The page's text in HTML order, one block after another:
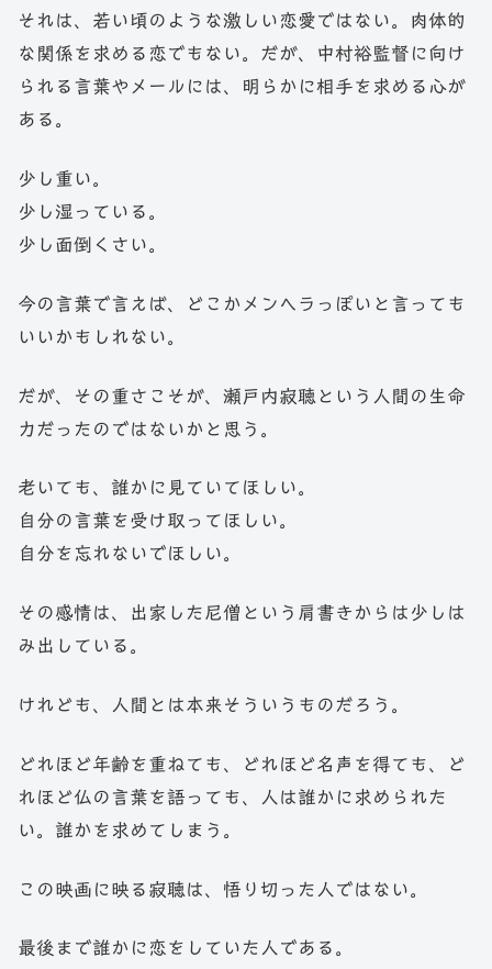
それは、若い頃のような激しい恋愛ではない。肉体的
な関係を求める恋でもない。だが、中村裕監督に向け
られる言葉やメールには、明らかに相手を求める心が
ある。
少し重い。
少し湿っている。
少し面倒くさい。
今の言葉で言えば、どこかメンヘラっぽいと言っても
いいかもしれない。
だが、その重さこそが、瀬戸内寂聴という人間の生命
力だったのではないかと思う。
老いても、誰かに見ていてほしい。
自分の言葉を受け取ってほしい。
自分を忘れないでほしい。
その感情は、出家した尼僧という肩書きからは少しは
み出している。
けれども、人間とは本来そういうものだろう。
どれほど年齢を重ねても、どれほど名声を得ても、ど
れほど仏の言葉を語っても、人は誰かに求められた
い。誰かを求めてしまう。
この映画に映る寂聴は、悟り切った人ではない。
最後まで誰かに恋をしていた人である。